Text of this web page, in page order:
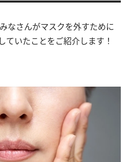
なさんがマスクを外すために
ていたことをご紹介します！